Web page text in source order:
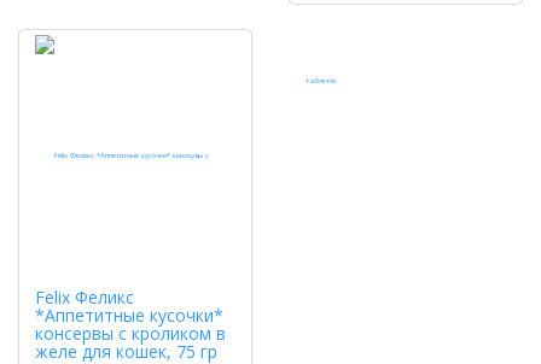
Felix Феликс
*Аппетитные кусочки*
консервы с кроликом в
желе для кошек, 75 гр